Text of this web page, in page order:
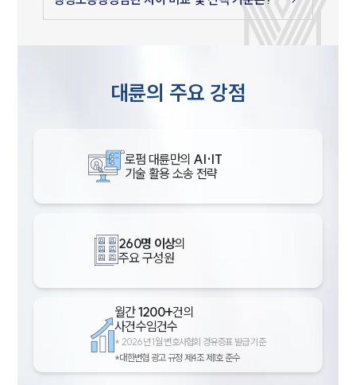
대륜의 주요 강점
로펌 대륜만의 AI·IT
기술 활용 소송 전략
260명 이상의
주요 구성원
월간1200+건의
사건수임건수
* 2026년 1월 변호사협회 경유증표 발급 기준
*대한변협 광고 규정 제4조 제1호 준수